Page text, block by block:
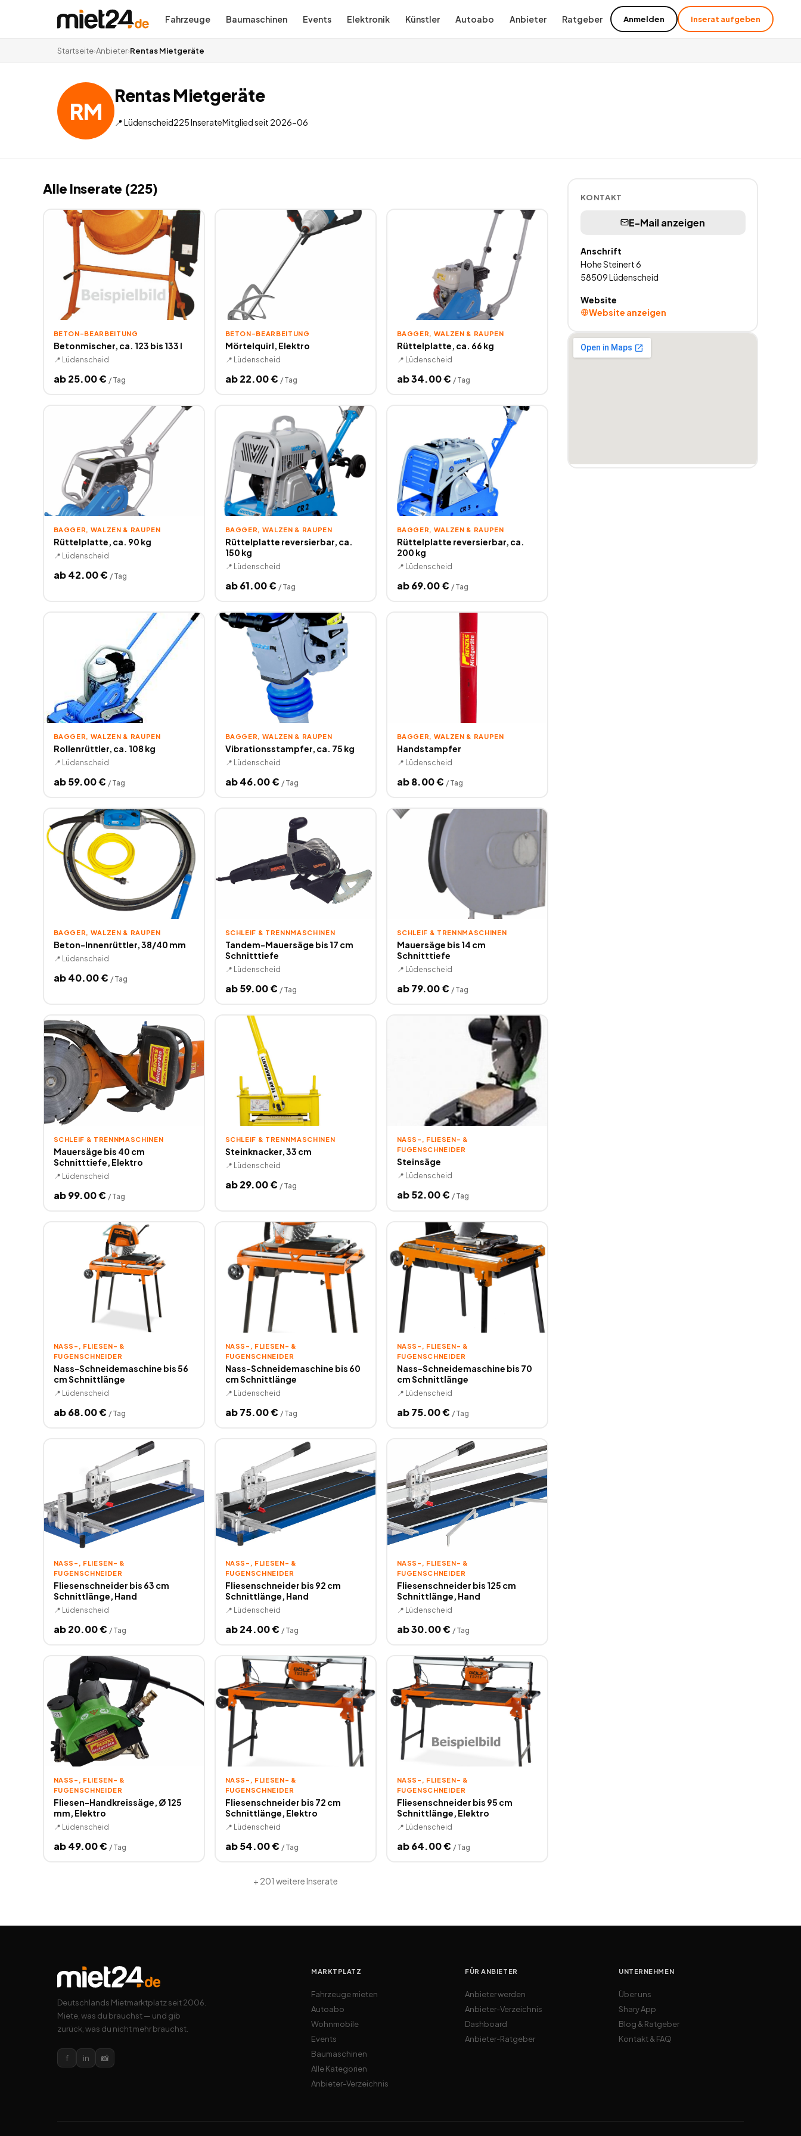
Fahrzeuge Baumaschinen Events Elektronik Künstler Autoabo Anbieter Ratgeber Anmelden Inserat aufgeben
Startseite›Anbieter›Rentas Mietgeräte
RM
Rentas Mietgeräte
📍Lüdenscheid225InserateMitglied seit 2026-06
Alle Inserate (225)
BETON-BEARBEITUNG
Betonmischer, ca. 123 bis 133 l
📍 Lüdenscheid
ab25.00€ / Tag
BETON-BEARBEITUNG
Mörtelquirl, Elektro
📍 Lüdenscheid
ab22.00€ / Tag
BAGGER, WALZEN & RAUPEN
Rüttelplatte, ca. 66 kg
📍 Lüdenscheid
ab34.00€ / Tag
BAGGER, WALZEN & RAUPEN
Rüttelplatte, ca. 90 kg
📍 Lüdenscheid
ab42.00€ / Tag
BAGGER, WALZEN & RAUPEN
Rüttelplatte reversierbar, ca.
150 kg
📍 Lüdenscheid
ab61.00€ / Tag
BAGGER, WALZEN & RAUPEN
Rüttelplatte reversierbar, ca.
200 kg
📍 Lüdenscheid
ab69.00€ / Tag
BAGGER, WALZEN & RAUPEN
Rollenrüttler, ca. 108 kg
📍 Lüdenscheid
ab59.00€ / Tag
BAGGER, WALZEN & RAUPEN
Vibrationsstampfer, ca. 75 kg
📍 Lüdenscheid
ab46.00€ / Tag
BAGGER, WALZEN & RAUPEN
Handstampfer
📍 Lüdenscheid
ab8.00€ / Tag
BAGGER, WALZEN & RAUPEN
Beton-Innenrüttler, 38/40 mm
📍 Lüdenscheid
ab40.00€ / Tag
SCHLEIF & TRENNMASCHINEN
Tandem-Mauersäge bis 17 cm
Schnitttiefe
📍 Lüdenscheid
ab59.00€ / Tag
SCHLEIF & TRENNMASCHINEN
Mauersäge bis 14 cm
Schnitttiefe
📍 Lüdenscheid
ab79.00€ / Tag
SCHLEIF & TRENNMASCHINEN
Mauersäge bis 40 cm
Schnitttiefe, Elektro
📍 Lüdenscheid
ab99.00€ / Tag
SCHLEIF & TRENNMASCHINEN
Steinknacker, 33 cm
📍 Lüdenscheid
ab29.00€ / Tag
NASS-, FLIESEN- & F
UGENSCHNEIDER
Steinsäge
📍 Lüdenscheid
ab52.00€ / Tag
NASS-, FLIESEN- & F
UGENSCHNEIDER
Nass-Schneidemaschine bis 56
cm Schnittlänge
📍 Lüdenscheid
ab68.00€ / Tag
NASS-, FLIESEN- & F
UGENSCHNEIDER
Nass-Schneidemaschine bis 60
cm Schnittlänge
📍 Lüdenscheid
ab75.00€ / Tag
NASS-, FLIESEN- & F
UGENSCHNEIDER
Nass-Schneidemaschine bis 70
cm Schnittlänge
📍 Lüdenscheid
ab75.00€ / Tag
NASS-, FLIESEN- & F
UGENSCHNEIDER
Fliesenschneider bis 63 cm
Schnittlänge, Hand
📍 Lüdenscheid
ab20.00€ / Tag
NASS-, FLIESEN- & F
UGENSCHNEIDER
Fliesenschneider bis 92 cm
Schnittlänge, Hand
📍 Lüdenscheid
ab24.00€ / Tag
NASS-, FLIESEN- & F
UGENSCHNEIDER
Fliesenschneider bis 125 cm
Schnittlänge, Hand
📍 Lüdenscheid
ab30.00€ / Tag
NASS-, FLIESEN- & F
UGENSCHNEIDER
Fliesen-Handkreissäge, Ø 125
mm, Elektro
📍 Lüdenscheid
ab49.00€ / Tag
NASS-, FLIESEN- & F
UGENSCHNEIDER
Fliesenschneider bis 72 cm
Schnittlänge, Elektro
📍 Lüdenscheid
ab54.00€ / Tag
NASS-, FLIESEN- & F
UGENSCHNEIDER
Fliesenschneider bis 95 cm
Schnittlänge, Elektro
📍 Lüdenscheid
ab64.00€ / Tag
+ 201 weitere Inserate
KONTAKT
E-Mail anzeigen
Anschrift
Hohe Steinert 6
58509Lüdenscheid
Website
Website anzeigen
Deutschlands Mietmarktplatz seit 2006.
Miete, was du brauchst — und gib
zurück, was du nicht mehr brauchst.
f in 📸
MARKTPLATZ
Fahrzeuge mieten
Autoabo
Wohnmobile
Events
Baumaschinen
Alle Kategorien
Anbieter-Verzeichnis
FÜR ANBIETER
Anbieter werden
Anbieter-Verzeichnis
Dashboard
Anbieter-Ratgeber
UNTERNEHMEN
Über uns
Shary App
Blog & Ratgeber
Kontakt & FAQ